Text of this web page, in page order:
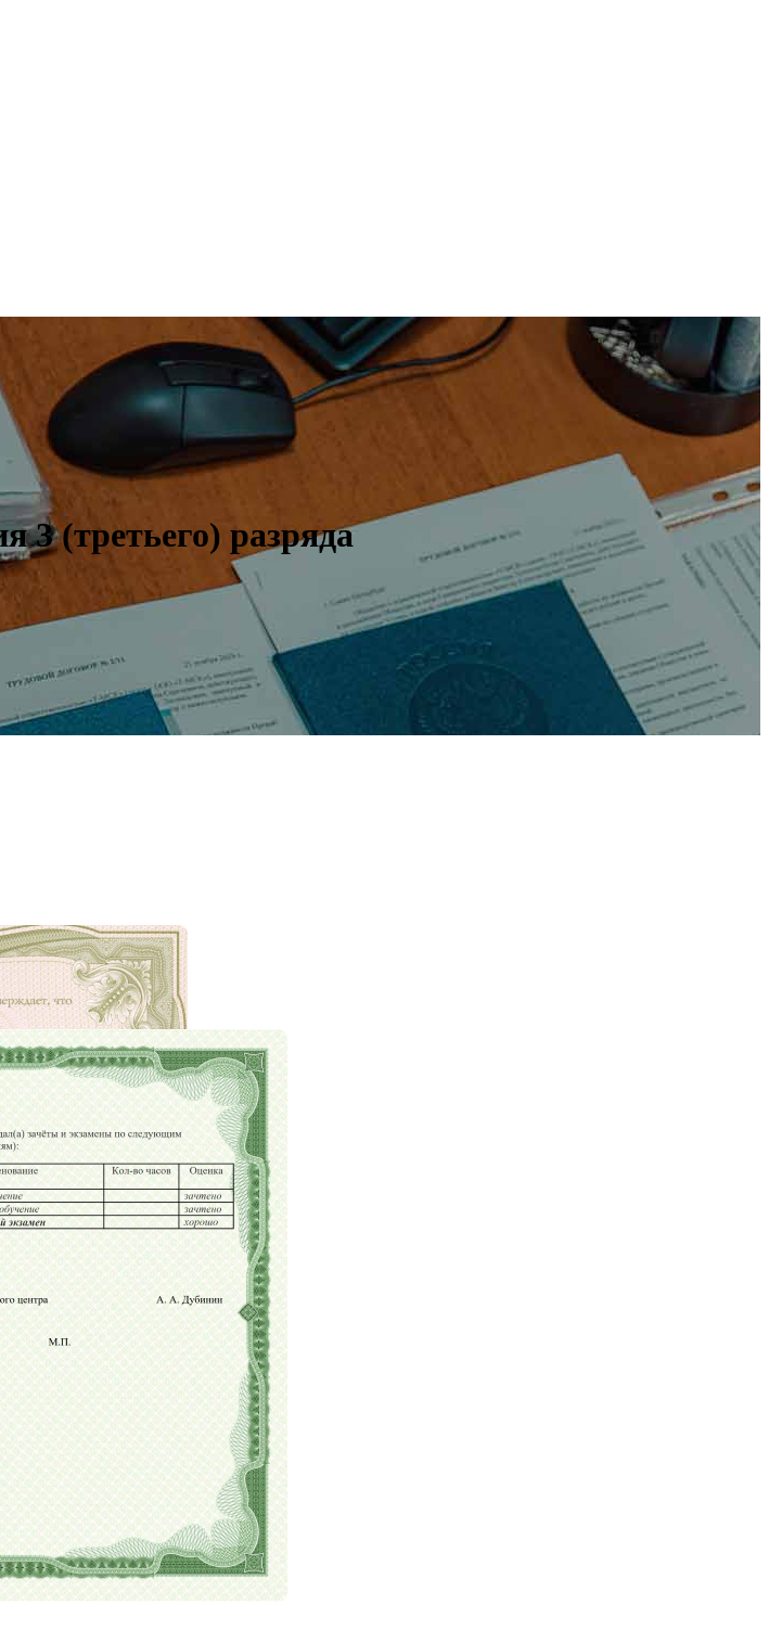
3 (третьего) разряда